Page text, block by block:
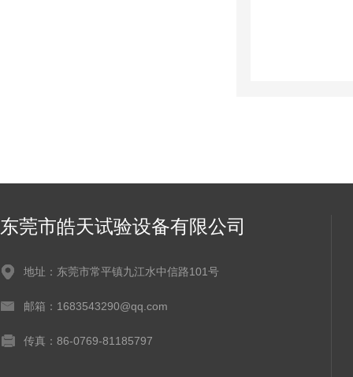
东莞市皓天试验设备有限公司
地址：东莞市常平镇九江水中信路101号
邮箱：1683543290@qq.com
传真：86-0769-81185797